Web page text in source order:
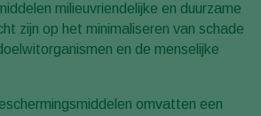
milieuvriendelijke en duurzame
zijn op het minimaliseren van schade
en de menselijke
omvatten een